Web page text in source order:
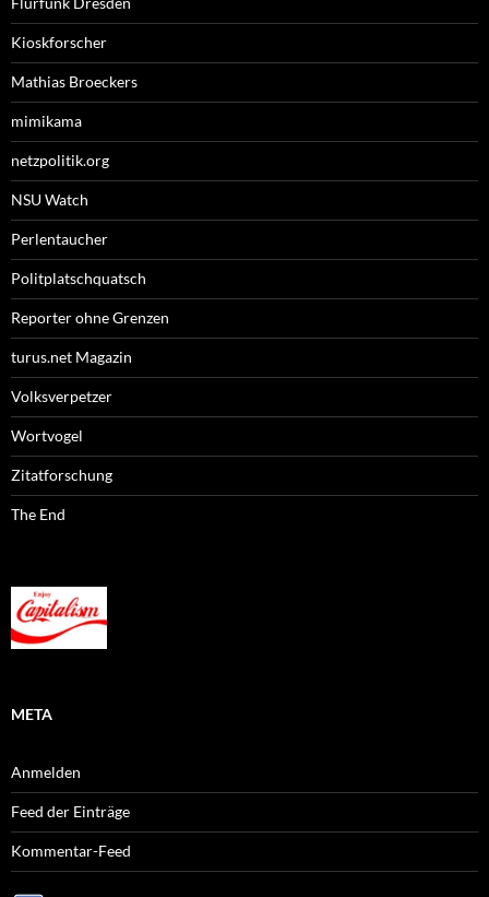
Kioskforscher
Mathias Broeckers
mimikama
netzpolitik.org
NSU Watch
Perlentaucher
Politplatschquatsch
Reporter ohne Grenzen
turus.net Magazin
Volksverpetzer
Wortvogel
Zitatforschung
The End
META
Anmelden
Feed der Einträge
Kommentar-Feed
WordPress.org